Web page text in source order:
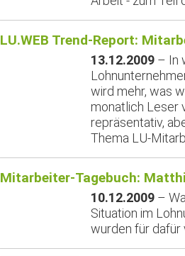
LU.WEB Trend-Report:
13.12.2009 – In
wird mehr, was
monatlich Leser
repräsentativ,
Thema LU-
Mitarbeiter-Tagebuch:
10.12.2009 –
Situation im
wurden für dafür